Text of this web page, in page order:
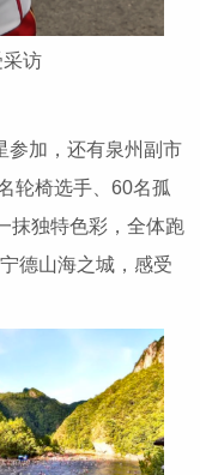
访
参加，还有泉州副市
轮椅选手、60名孤
抹独特色彩，全体跑
德山海之城，感受